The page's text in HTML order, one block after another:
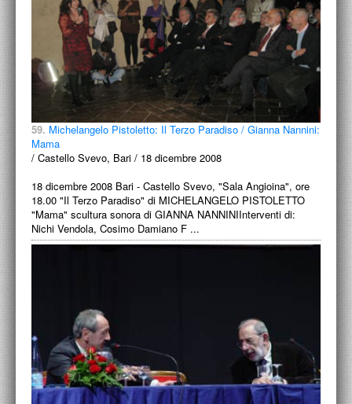
59. Michelangelo Pistoletto: Il Terzo Paradiso / Gianna Nannini:
Mama
/ Castello Svevo, Bari / 18 dicembre 2008
18 dicembre 2008 Bari - Castello Svevo, "Sala Angioina", ore
18.00 "Il Terzo Paradiso" di MICHELANGELO PISTOLETTO
"Mama" scultura sonora di GIANNA NANNINIInterventi di:
Nichi Vendola, Cosimo Damiano F ...